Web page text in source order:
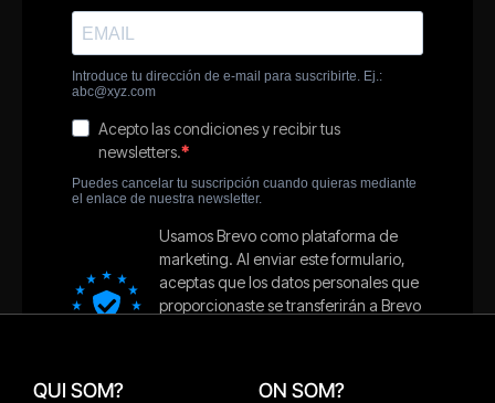
QUI SOM? ON SOM?